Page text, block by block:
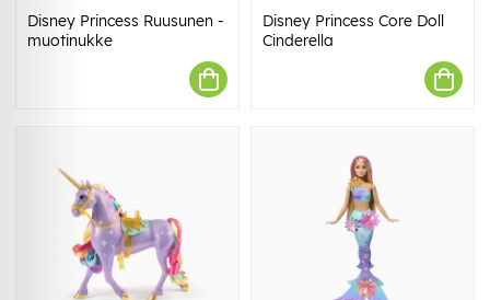
Disney Princess Ruusunen -
muotinukke
Disney Princess Core Doll
Cinderella